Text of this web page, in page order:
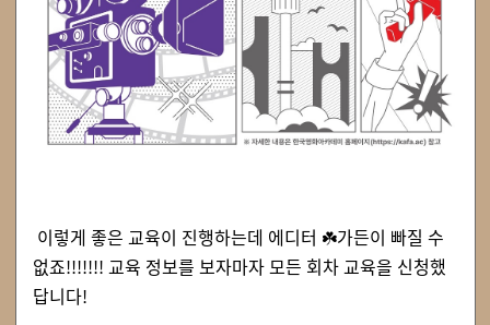
이렇게 좋은 교육이 진행하는데 에디터 ☘️가든이 빠질 수
없죠!!!!!!! 교육 정보를 보자마자 모든 회차 교육을 신청했
답니다!